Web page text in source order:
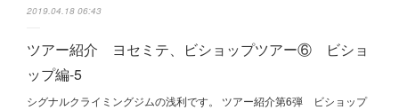
2019.04.18 06:43
ツアー紹介 ヨセミテ、ビショップツアー⑥ ビショ
ップ編-5
シグナルクライミングジムの浅利です。 ツアー紹介第6弾 ビショップ